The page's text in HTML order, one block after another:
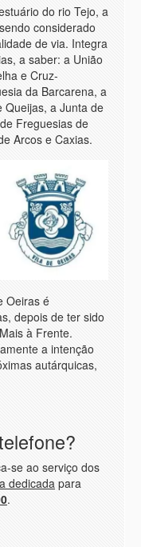
do rio Tejo, a
considerado
de via. Integra
a saber: a União
e Cruz-
da Barcarena, a
Queijas, a Junta de
Freguesias de
Arcos e Caxias.
Oeiras é
depois de ter sido
à Frente.
a intenção
autárquicas,
se ao serviço dos
dedicada para
.